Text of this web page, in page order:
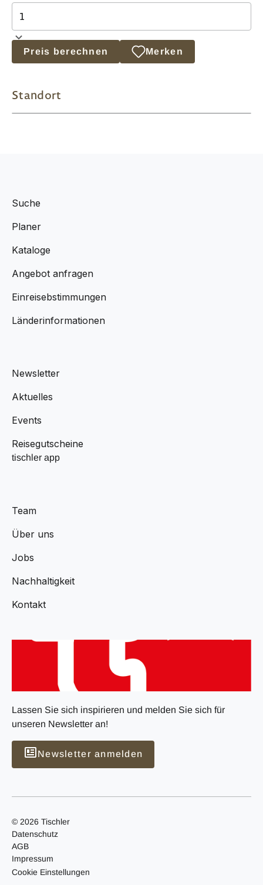
Preis berechnen Merken
Standort
Suche
Planer
Kataloge
Angebot anfragen
Einreisebstimmungen
Länderinformationen
Newsletter
Aktuelles
Events
Reisegutscheine
tischler app
Team
Über uns
Jobs
Nachhaltigkeit
Kontakt
Lassen Sie sich inspirieren und melden Sie sich für
unseren Newsletter an!
Newsletter anmelden
© 2026 Tischler
Datenschutz
AGB
Impressum
Cookie Einstellungen